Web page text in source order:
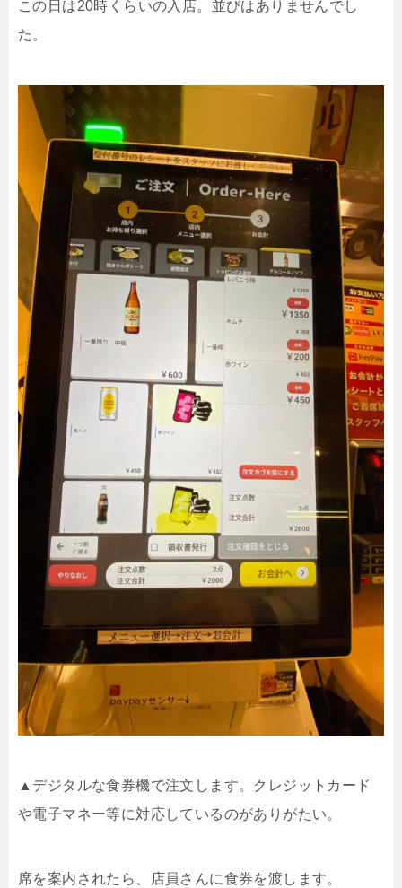
この日は20時くらいの入店。並びはありませんでし
た。
▲デジタルな食券機で注文します。クレジットカード
や電子マネー等に対応しているのがありがたい。
席を案内されたら、店員さんに食券を渡します。